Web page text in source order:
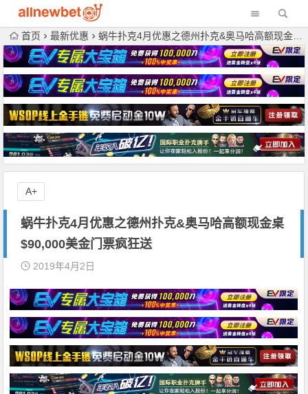
首页 最新优惠 蜗牛扑克4月优惠之德州扑克&奥马哈高额现金桌$90,000美金门票疯狂送
蜗牛扑克4月优惠之德州扑克&奥马哈高额现金桌
$90,000美金门票疯狂送
2019年4月2日
A+